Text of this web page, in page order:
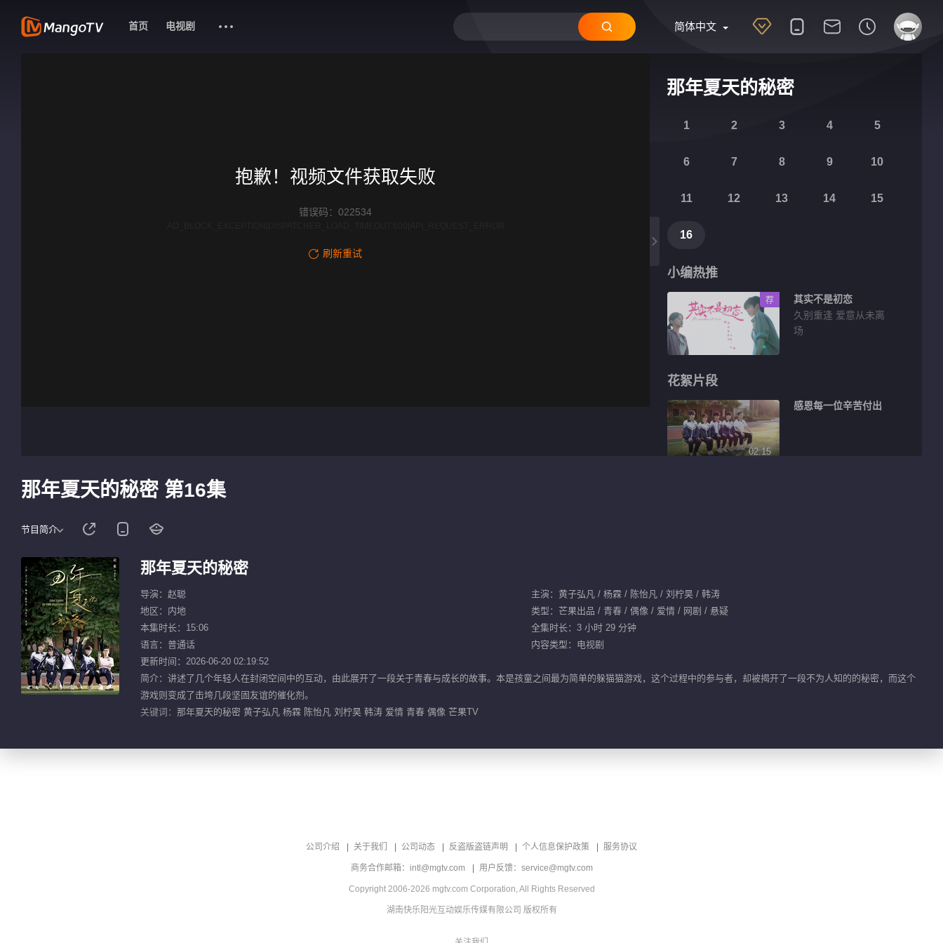
简体中文
首页 电视剧
那年夏天的秘密
1 2 3 4 5
6 7 8 9 10
11 12 13 14 15
16
小编热推
荐
其实不是初恋
久别重逢 爱意从未离
场
花絮片段
02:15
感恩每一位辛苦付出
01:25
00:19
抱歉！视频文件获取失败
错误码：022534
刷新重试
那年夏天的秘密 第16集
节目简介
那年夏天的秘密
导演：赵聪
主演：黄子弘凡 / 杨霖 / 陈怡凡 / 刘柠昊 / 韩涛
地区：内地
类型：芒果出品 / 青春 / 偶像 / 爱情 / 网剧 / 悬疑
本集时长：15:06
全集时长：3 小时 29 分钟
语言：普通话
内容类型：电视剧
更新时间：2026-06-20 02:19:52
简介：讲述了几个年轻人在封闭空间中的互动，由此展开了一段关于青春与成长的故事。本是孩童之间最为简单的躲猫猫游戏，这个过程中的参与者，却被揭开了一段不为人知的的秘密，而这个
游戏则变成了击垮几段坚固友谊的催化剂。
关键词： 那年夏天的秘密 黄子弘凡 杨霖 陈怡凡 刘柠昊 韩涛 爱情 青春 偶像 芒果TV
公司介绍 关于我们 公司动态 反盗版盗链声明 个人信息保护政策 服务协议
商务合作邮箱：intl@mgtv.com 用户反馈：service@mgtv.com
Copyright 2006-2026 mgtv.com Corporation, All Rights Reserved
湖南快乐阳光互动娱乐传媒有限公司 版权所有